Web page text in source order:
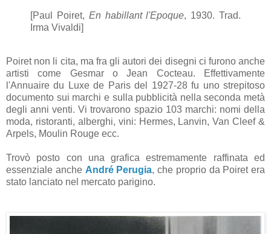
[Paul Poiret, En habillant l'Epoque, 1930. Trad.
Irma Vivaldi]
Poiret non li cita, ma fra gli autori dei disegni ci furono anche
artisti come Gesmar o Jean Cocteau. Effettivamente
l'Annuaire du Luxe de Paris del 1927-28 fu uno strepitoso
documento sui marchi e sulla pubblicità nella seconda metà
degli anni venti. Vi trovarono spazio 103 marchi: nomi della
moda, ristoranti, alberghi, vini: Hermes, Lanvin, Van Cleef &
Arpels, Moulin Rouge ecc.
Trovò posto con una grafica estremamente raffinata ed
essenziale anche André Perugia, che proprio da Poiret era
stato lanciato nel mercato parigino.